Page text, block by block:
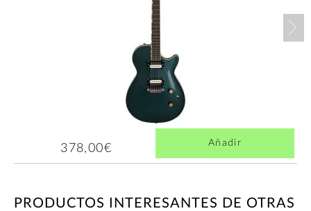
378,00€ Añadir
PRODUCTOS INTERESANTES DE OTRAS